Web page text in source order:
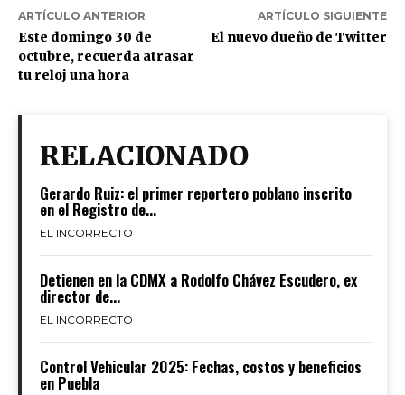
ARTÍCULO ANTERIOR
Este domingo 30 de
octubre, recuerda atrasar
tu reloj una hora
ARTÍCULO SIGUIENTE
El nuevo dueño de Twitter
RELACIONADO
Gerardo Ruiz: el primer reportero poblano inscrito
en el Registro de...
EL INCORRECTO
Detienen en la CDMX a Rodolfo Chávez Escudero, ex
director de...
EL INCORRECTO
Control Vehicular 2025: Fechas, costos y beneficios
en Puebla